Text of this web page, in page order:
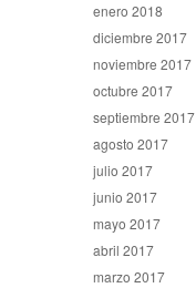
enero 2018
diciembre 2017
noviembre 2017
octubre 2017
septiembre 2017
agosto 2017
julio 2017
junio 2017
mayo 2017
abril 2017
marzo 2017